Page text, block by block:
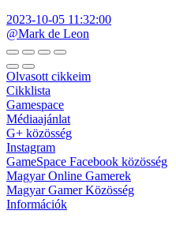
2023-10-05 11:32:00
@Mark de Leon
Olvasott cikkeim
Cikklista
Gamespace
Médiaajánlat
G+ közösség
Instagram
GameSpace Facebook közösség
Magyar Online Gamerek
Magyar Gamer Közösség
Információk